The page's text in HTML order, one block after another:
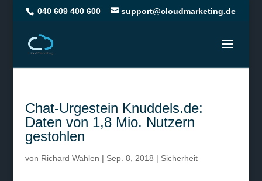
040 609 400 600 support@cloudmarketing.de
Chat-Urgestein Knuddels.de:
Daten von 1,8 Mio. Nutzern
gestohlen
von Richard Wahlen | Sep. 8, 2018 | Sicherheit